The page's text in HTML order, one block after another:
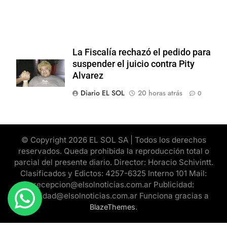
La Fiscalía rechazó el pedido para
suspender el juicio contra Pity
Alvarez
Diario EL SOL
20 horas atrás 0
© Copyright 2026 EL SOL SA | Todos los derechos
reservados. Queda prohibida la reproducción total o
parcial del presente diario. Director: Horacio Schivintt.
Clasificados y Edictos: 4257-6325 Interno 101 Mail:
recepcion@elsolnoticias.com.ar Publicidad:
publicidad@elsolnoticias.com.ar Funciona gracias a
BlazeThemes.